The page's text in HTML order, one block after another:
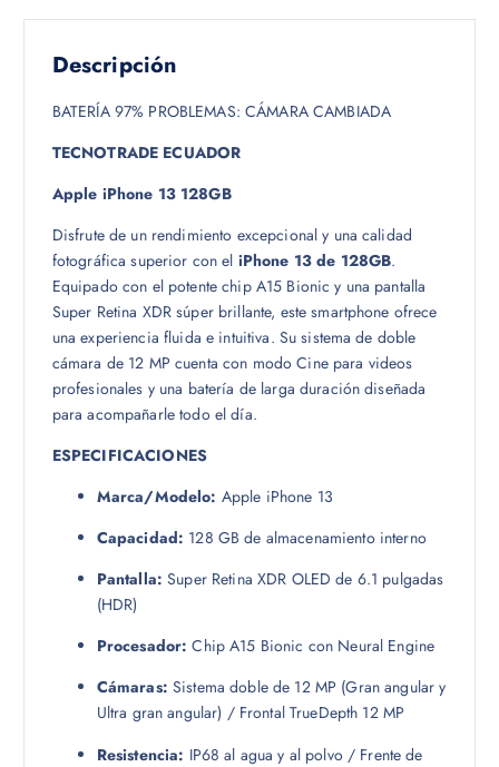
Descripción
BATERÍA 97% PROBLEMAS: CÁMARA CAMBIADA
TECNOTRADE ECUADOR
Apple iPhone 13 128GB
Disfrute de un rendimiento excepcional y una calidad
fotográfica superior con el iPhone 13 de 128GB.
Equipado con el potente chip A15 Bionic y una pantalla
Super Retina XDR súper brillante, este smartphone ofrece
una experiencia fluida e intuitiva. Su sistema de doble
cámara de 12 MP cuenta con modo Cine para videos
profesionales y una batería de larga duración diseñada
para acompañarle todo el día.
ESPECIFICACIONES
Marca/Modelo: Apple iPhone 13
Capacidad: 128 GB de almacenamiento interno
Pantalla: Super Retina XDR OLED de 6.1 pulgadas
(HDR)
Procesador: Chip A15 Bionic con Neural Engine
Cámaras: Sistema doble de 12 MP (Gran angular y
Ultra gran angular) / Frontal TrueDepth 12 MP
Resistencia: IP68 al agua y al polvo / Frente de